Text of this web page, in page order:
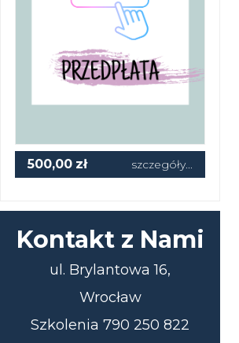
500,00 zł szczegóły...
Kontakt z Nami
ul. Brylantowa 16,
Wrocław
Szkolenia 790 250 822